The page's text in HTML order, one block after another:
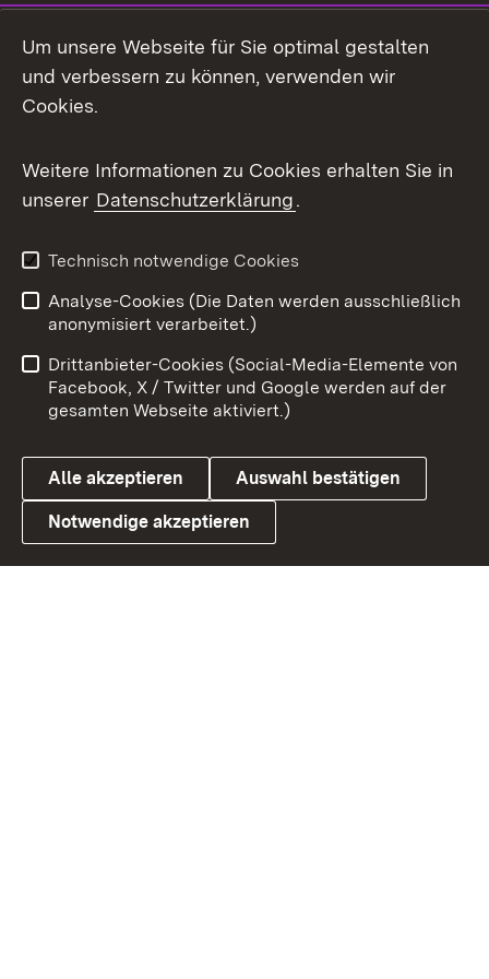
Facebook
X / Twitter
Youtube
Link zum Landesportal
Impressum
Kontakt
Barrierefreiheit
Datenschutz
Cookies
Um unsere Webseite für Sie optimal gestalten
und verbessern zu können, verwenden wir
Cookies.
Weitere Informationen zu Cookies erhalten Sie in
unserer Datenschutzerklärung.
Technisch notwendige Cookies
Analyse-Cookies (Die Daten werden ausschließlich
anonymisiert verarbeitet.)
Drittanbieter-Cookies (Social-Media-Elemente von
Facebook, X / Twitter und Google werden auf der
gesamten Webseite aktiviert.)
Alle akzeptieren Auswahl bestätigen
Notwendige akzeptieren